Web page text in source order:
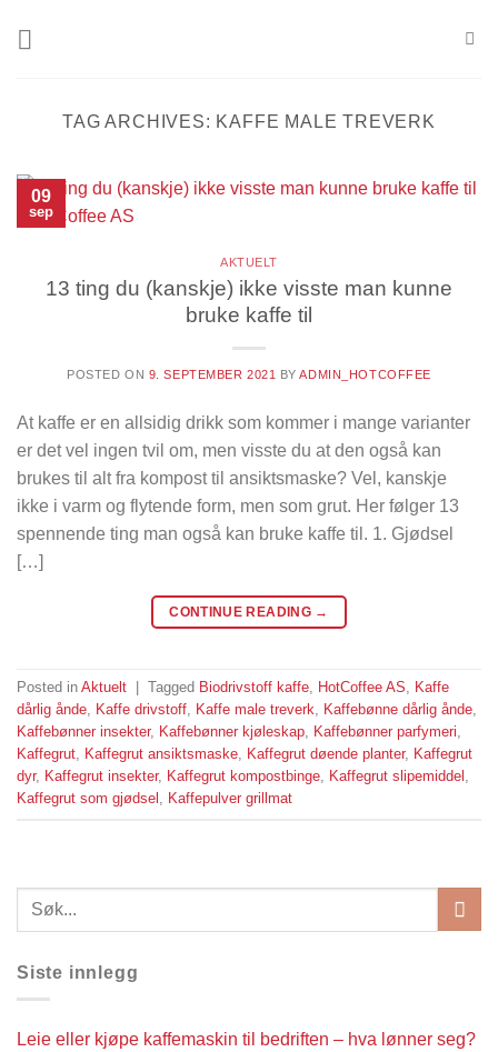
TAG ARCHIVES: KAFFE MALE TREVERK
09
sep
AKTUELT
13 ting du (kanskje) ikke visste man kunne
bruke kaffe til
POSTED ON 9. SEPTEMBER 2021 BYADMIN_HOTCOFFEE
At kaffe er en allsidig drikk som kommer i mange varianter
er det vel ingen tvil om, men visste du at den også kan
brukes til alt fra kompost til ansiktsmaske? Vel, kanskje
ikke i varm og flytende form, men som grut. Her følger 13
spennende ting man også kan bruke kaffe til. 1. Gjødsel
[…]
CONTINUE READING →
Posted in Aktuelt Tagged Biodrivstoff kaffe HotCoffee AS
Kaffe
dårlig ånde
Kaffe drivstoff Kaffe male treverk Kaffebønne dårlig ånde
Kaffebønner insekter, Kaffebønner kjøleskap Kaffebønner parfymeri
Kaffegrut
Kaffegrut ansiktsmaske Kaffegrut døende planter, Kaffegrut
dyr, Kaffegrut insekter, Kaffegrut kompostbinge Kaffegrut slipemiddel
Kaffegrut som gjødsel
Kaffepulver grillmat
Siste innlegg
Leie eller kjøpe kaffemaskin til bedriften – hva lønner seg?